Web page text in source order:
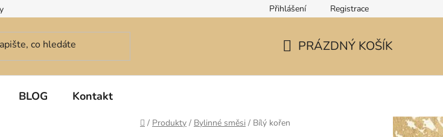
Přihlášení Registrace
PRÁZDNÝ KOŠÍK
BLOG Kontakt
Domů
/ Produkty / Bylinné směsi / Bílý kořen